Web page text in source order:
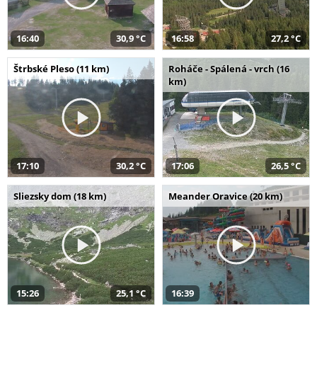
16:40 30,9 °C 16:58 27,2 °C
Štrbské Pleso (11 km)
17:10 30,2 °C
Roháče - Spálená - vrch (16
km)
17:06 26,5 °C
Sliezsky dom (18 km)
15:26 25,1 °C
Meander Oravice (20 km)
16:39